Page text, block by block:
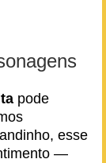
pode
esse
—